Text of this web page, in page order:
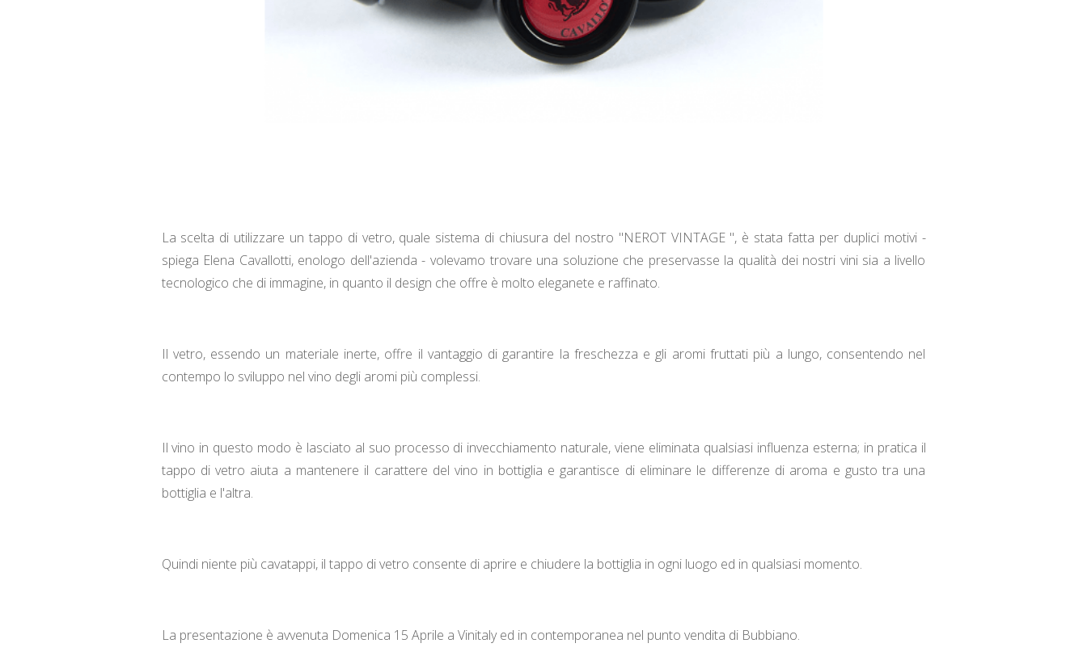
La scelta di utilizzare un tappo di vetro, quale sistema di chiusura del nostro "NEROT VINTAGE ", è stata fatta per duplici motivi -
spiega Elena Cavallotti, enologo dell'azienda - volevamo trovare una soluzione che preservasse la qualità dei nostri vini sia a livello
tecnologico che di immagine, in quanto il design che offre è molto eleganete e raffinato.
Il vetro, essendo un materiale inerte, offre il vantaggio di garantire la freschezza e gli aromi fruttati più a lungo, consentendo nel
contempo lo sviluppo nel vino degli aromi più complessi.
Il vino in questo modo è lasciato al suo processo di invecchiamento naturale, viene eliminata qualsiasi influenza esterna; in pratica il
tappo di vetro aiuta a mantenere il carattere del vino in bottiglia e garantisce di eliminare le differenze di aroma e gusto tra una
bottiglia e l'altra.
Quindi niente più cavatappi, il tappo di vetro consente di aprire e chiudere la bottiglia in ogni luogo ed in qualsiasi momento.
La presentazione è avvenuta Domenica 15 Aprile a Vinitaly ed in contemporanea nel punto vendita di Bubbiano.